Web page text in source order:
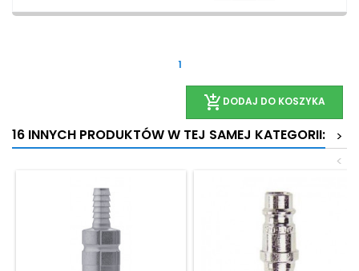
1
add_shopping_cart DODAJ DO KOSZYKA
16 INNYCH PRODUKTÓW W TEJ SAMEJ KATEGORII:
>
<